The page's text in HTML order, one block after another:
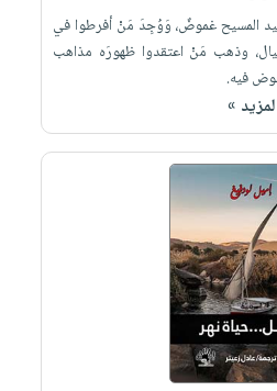
المسيح غموضٌ، وَوُجِدَ مَنْ أفرطوا في
وذهب مَنْ اعتقدوا ظهورَه مذاهب
فيه.
»